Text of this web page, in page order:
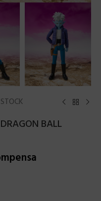
BALL